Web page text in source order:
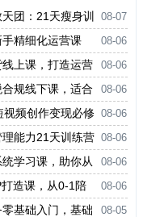
08-07
团：21天瘦身训
）
08-06
精细化运营课
空操作三小时，零基础
手
08-06
上课，打造运营
起号、话术、运营，直播
案系统化学习
08-06
规线下课，适合
，教你规避涉税风险，
合规经营
08-06
视频创作变现必修
代趋势，人人需要的技
08-06
能力21天训练营
08-06
学习课，助你从
，塑造个人占卜风格，
询能力
08-06
造课，从0-1陪
小红书博主
08-05
基础入门，基础